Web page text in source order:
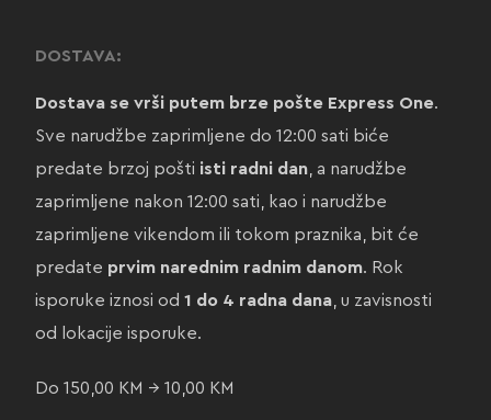
DOSTAVA:
Dostava se vrši putem brze pošte Express One.
Sve narudžbe zaprimljene do 12:00 sati biće
predate brzoj pošti isti radni dan, a narudžbe
zaprimljene nakon 12:00 sati, kao i narudžbe
zaprimljene vikendom ili tokom praznika, bit će
predate prvim narednim radnim danom. Rok
isporuke iznosi od 1 do 4 radna dana, u zavisnosti
od lokacije isporuke.
Do 150,00 KM → 10,00 KM